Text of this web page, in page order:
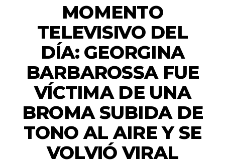
MOMENTO
TELEVISIVO DEL
DÍA: GEORGINA
BARBAROSSA FUE
VÍCTIMA DE UNA
BROMA SUBIDA DE
TONO AL AIRE Y SE
VOLVIÓ VIRAL